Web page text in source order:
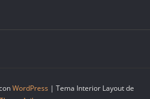
WordPress | Tema Interior Layout de